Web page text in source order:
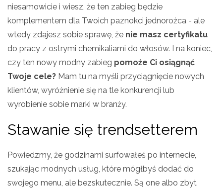
niesamowicie i wiesz, że ten zabieg będzie
komplementem dla Twoich paznokci jednorożca - ale
wtedy zdajesz sobie sprawę, że nie masz certyfikatu
do pracy z ostrymi chemikaliami do włosów. I na koniec,
czy ten nowy modny zabieg pomoże Ci osiągnąć
Twoje cele? Mam tu na myśli przyciągnięcie nowych
klientów, wyróżnienie się na tle konkurencji lub
wyrobienie sobie marki w branży.
Stawanie się trendsetterem
Powiedzmy, że godzinami surfowałeś po internecie,
szukając modnych usług, które mógłbyś dodać do
swojego menu, ale bezskutecznie. Są one albo zbyt